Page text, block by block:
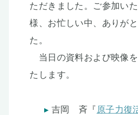
ただきました。ご参加い
様、お忙しい中、ありが
た。
当日の資料および映像
たします。
吉岡 斉『 原子力復